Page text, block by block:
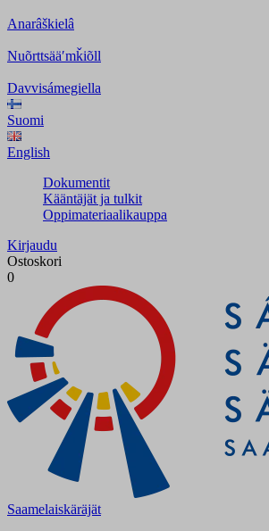
Anarâškielâ
Nuõrttsääʹmǩiõll
Davvisámegiella
Suomi
English
Dokumentit
Kääntäjät ja tulkit
Oppimateriaalikauppa
Kirjaudu
Ostoskori
0
Saamelaiskäräjät